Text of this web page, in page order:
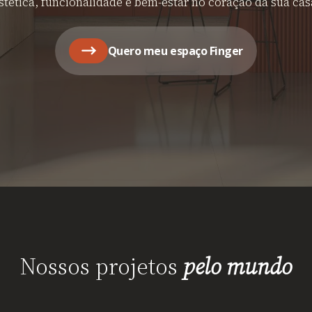
Quero meu espaço Finger
Nossos projetos pelo mundo